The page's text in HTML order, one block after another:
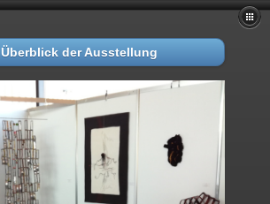
Überblick der Ausstellung